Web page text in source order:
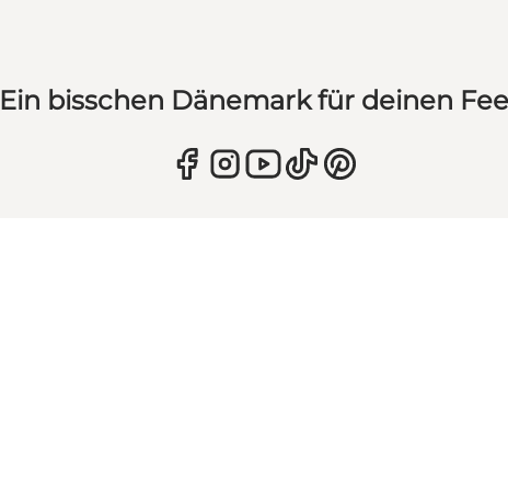
Ein bisschen Dänemark für deinen